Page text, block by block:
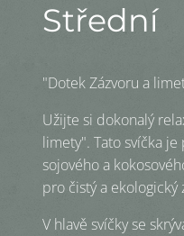
Střední
"Dotek Zázvoru a
Užijte si dokonalý
limety". Tato svíčka
sojového a
pro čistý a ekologický
V hlavě svíčky se